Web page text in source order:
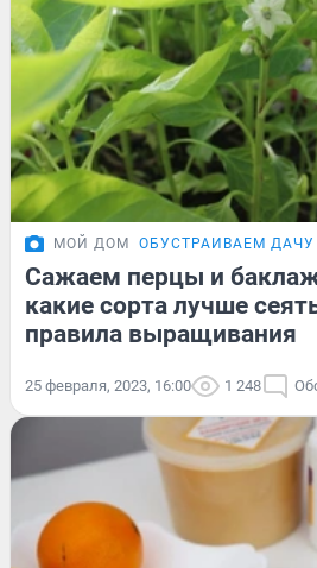
МОЙ ДОМ ОБУСТРАИВАЕМ ДАЧУ
Сажаем перцы и
какие сорта лучше
правила выращивания
25 февраля, 2023, 16:00 1 248